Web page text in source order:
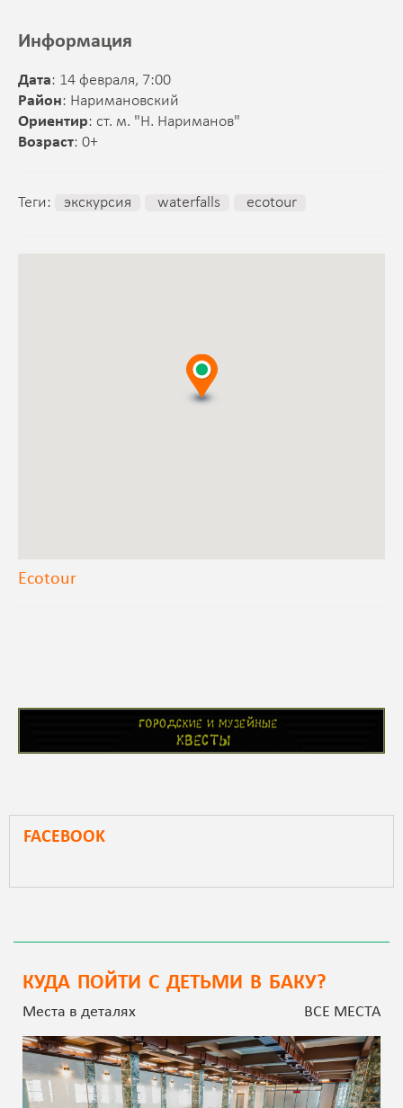
Информация
Дата: 14 февраля, 7:00
Район: Наримановский
Ориентир: ст. м. "Н. Нариманов"
Возраст: 0+
Теги: экскурсия waterfalls ecotour
Ecotour
FACEBOOK
КУДА ПОЙТИ С ДЕТЬМИ В БАКУ?
Места в деталях ВСЕ МЕСТА